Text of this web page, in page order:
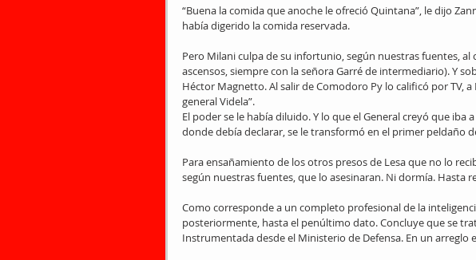
“Buena la comida que anoche le ofreció Quintana”, le dijo
había digerido la comida reservada.
Pero Milani culpa de su infortunio, según nuestras fuentes,
ascensos, siempre con la señora Garré de intermediario). Y
Héctor Magnetto. Al salir de Comodoro Py lo calificó por TV,
general Videla”.
El poder se le había diluido. Y lo que el General creyó que iba
donde debía declarar, se le transformó en el primer peldaño
Para ensañamiento de los otros presos de Lesa que no lo
según nuestras fuentes, que lo asesinaran. Ni dormía. Hasta
Como corresponde a un completo profesional de la
posteriormente, hasta el penúltimo dato. Concluye que se
Instrumentada desde el Ministerio de Defensa. En un arreglo